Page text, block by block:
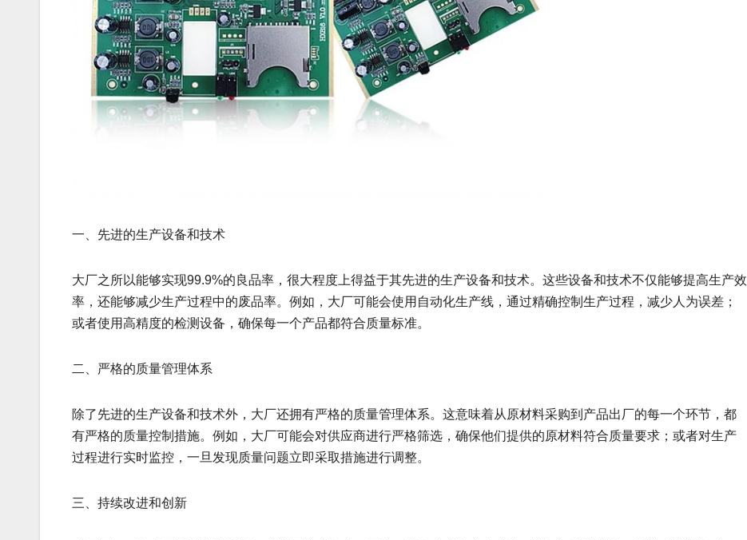
一、先进的生产设备和技术
大厂之所以能够实现99.9%的良品率，很大程度上得益于其先进的生产设备和技术。这些设备和技术不仅能够提高生产效
率，还能够减少生产过程中的废品率。例如，大厂可能会使用自动化生产线，通过精确控制生产过程，减少人为误差；
或者使用高精度的检测设备，确保每一个产品都符合质量标准。
二、严格的质量管理体系
除了先进的生产设备和技术外，大厂还拥有严格的质量管理体系。这意味着从原材料采购到产品出厂的每一个环节，都
有严格的质量控制措施。例如，大厂可能会对供应商进行严格筛选，确保他们提供的原材料符合质量要求；或者对生产
过程进行实时监控，一旦发现质量问题立即采取措施进行调整。
三、持续改进和创新